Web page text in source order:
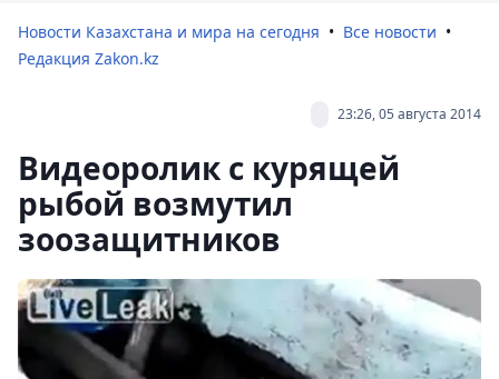
Новости Казахстана и мира на сегодня
Все новости
Редакция Zakon.kz
23:26, 05 августа 2014
Видеоролик с курящей
рыбой возмутил
зоозащитников